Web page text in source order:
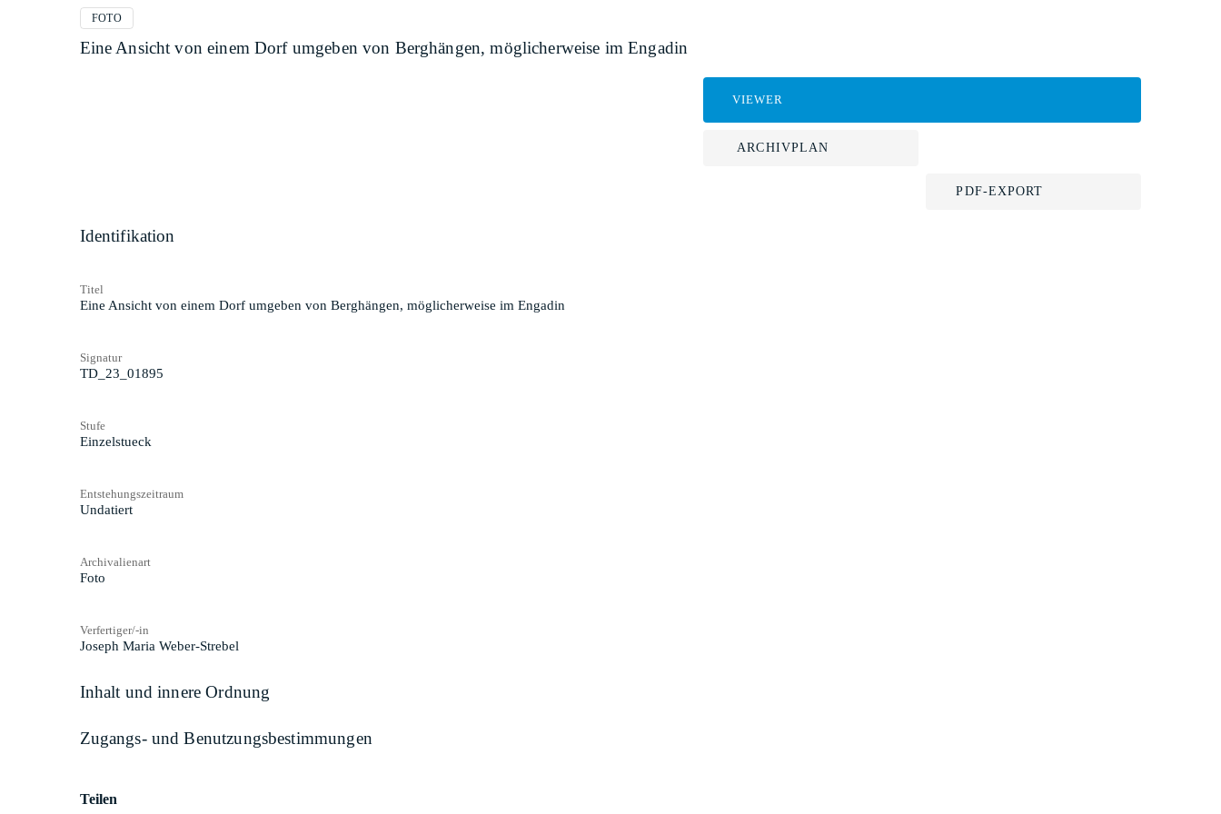
FOTO
Eine Ansicht von einem Dorf umgeben von Berghängen, möglicherweise im Engadin
VIEWER
ARCHIVPLAN
PDF-EXPORT
Identifikation
Titel
Eine Ansicht von einem Dorf umgeben von Berghängen, möglicherweise im Engadin
Signatur
TD_23_01895
Stufe
Einzelstueck
Entstehungszeitraum
Undatiert
Archivalienart
Foto
Verfertiger/-in
Joseph Maria Weber-Strebel
Inhalt und innere Ordnung
Zugangs- und Benutzungsbestimmungen
Teilen